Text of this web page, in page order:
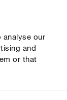
analyse our
and
or that